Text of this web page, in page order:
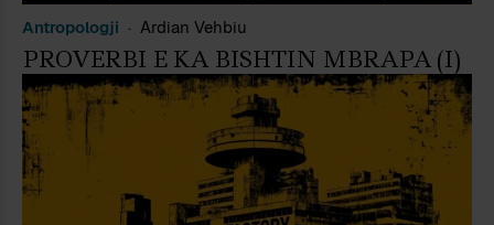
Antropologji Ardian Vehbiu
PROVERBI E KA BISHTIN MBRAPA (I)